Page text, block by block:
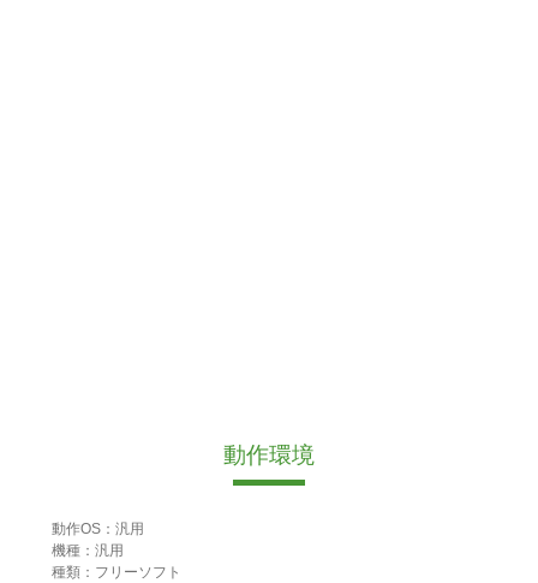
動作環境
動作OS：汎用
機種：汎用
種類：フリーソフト